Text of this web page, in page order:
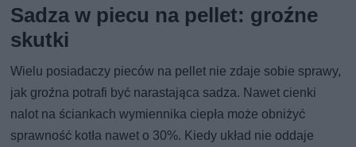
Sadza w piecu na pellet: groźne
skutki
Wielu posiadaczy pieców na pellet nie zdaje sobie sprawy,
jak groźna potrafi być narastająca sadza. Nawet cienki
nalot na ściankach wymiennika ciepła może obniżyć
sprawność kotła nawet o 30%. Kiedy układ nie oddaje